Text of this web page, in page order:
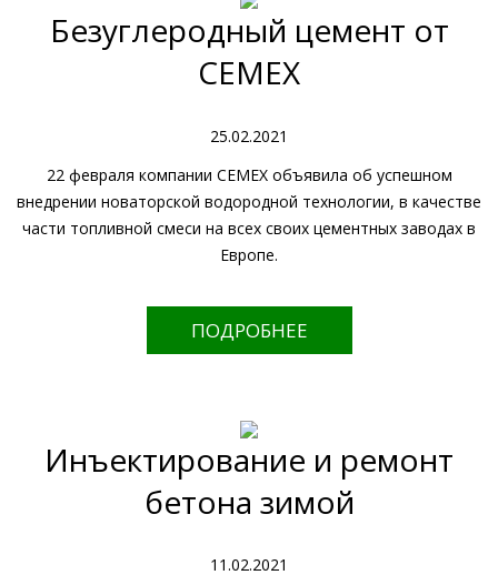
Безуглеродный цемент от
CEMEX
25.02.2021
22 февраля компании CEMEX объявила об успешном
внедрении новаторской водородной технологии, в качестве
части топливной смеси на всех своих цементных заводах в
Европе.
ПОДРОБНЕЕ
Инъектирование и ремонт
бетона зимой
11.02.2021